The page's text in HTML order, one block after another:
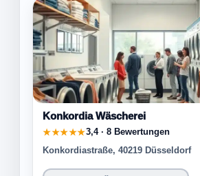
Konkordia Wäscherei
★★★★★3,4 · 8 Bewertungen
Konkordiastraße, 40219 Düsseldorf